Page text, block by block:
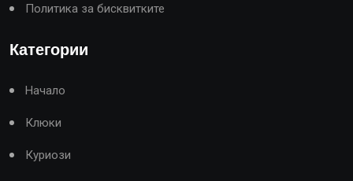
Политика за бисквитките
Категории
Начало
Клюки
Куриози